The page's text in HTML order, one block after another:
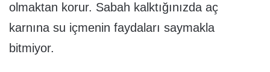
olmaktan korur. Sabah kalktığınızda aç
karnına su içmenin faydaları saymakla
bitmiyor.